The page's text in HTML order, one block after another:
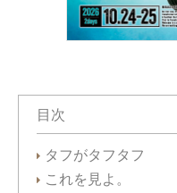
目次
タフがタフタフ
これを見よ。